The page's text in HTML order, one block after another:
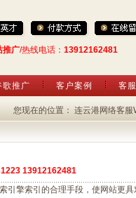
推广/热线电话： 13912162481
歌推广 客户案例 客
欢迎登录连云港
您现在的位置： 连云港网络客
13912162481
引擎索引的合理手段，使网站更